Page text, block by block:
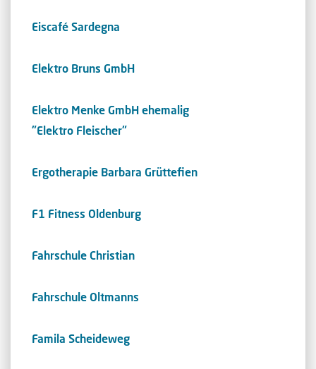
Eiscafé Sardegna
Elektro Bruns GmbH
Elektro Menke GmbH ehemalig
"Elektro Fleischer"
Ergotherapie Barbara Grüttefien
F1 Fitness Oldenburg
Fahrschule Christian
Fahrschule Oltmanns
Famila Scheideweg